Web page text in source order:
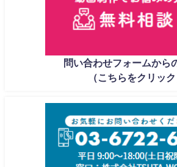
問い合わせフォームから
（こちらをクリック